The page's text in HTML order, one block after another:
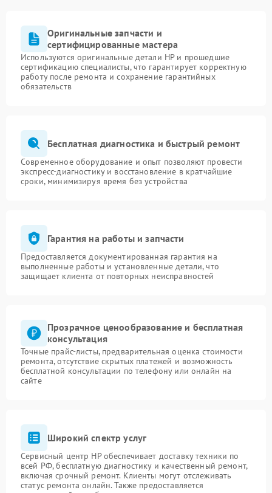
Оригинальные запчасти и
сертифицированные мастера
Используются оригинальные детали HP и прошедшие
сертификацию специалисты, что гарантирует корректную
работу после ремонта и сохранение гарантийных
обязательств
Бесплатная диагностика и быстрый ремонт
Современное оборудование и опыт позволяют провести
экспресс-диагностику и восстановление в кратчайшие
сроки, минимизируя время без устройства
Гарантия на работы и запчасти
Предоставляется документированная гарантия на
выполненные работы и установленные детали, что
защищает клиента от повторных неисправностей
Прозрачное ценообразование и бесплатная
консультация
Точные прайс-листы, предварительная оценка стоимости
ремонта, отсутствие скрытых платежей и возможность
бесплатной консультации по телефону или онлайн на
сайте
Широкий спектр услуг
Сервисный центр HP обеспечивает доставку техники по
всей РФ, бесплатную диагностику и качественный ремонт,
включая срочный ремонт. Клиенты могут отслеживать
статус ремонта онлайн. Также предоставляется